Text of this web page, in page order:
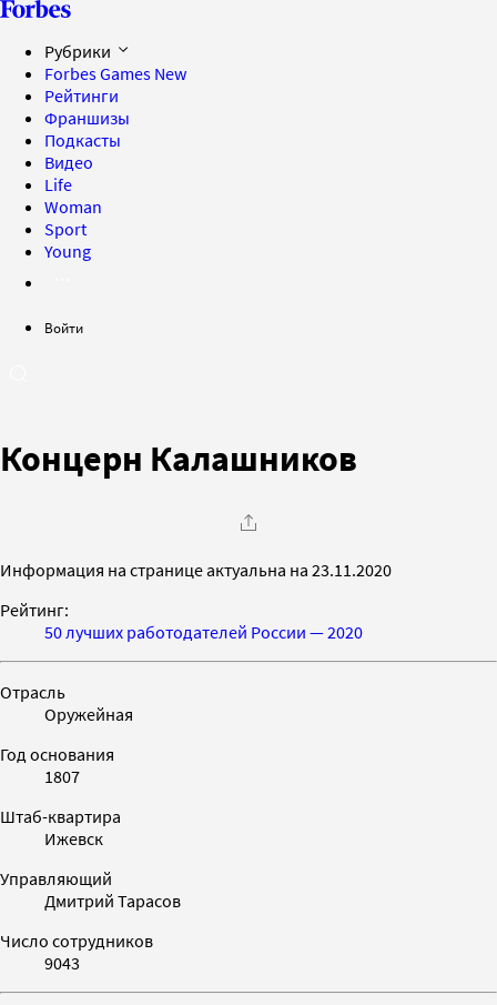
Рубрики
Forbes Games New
Рейтинги
Франшизы
Подкасты
Видео
Life
Woman
Sport
Young
Войти
Концерн Калашников
Информация на странице актуальна на 23.11.2020
Рейтинг:
50 лучших работодателей России — 2020
Отрасль
Оружейная
Год основания
1807
Штаб-квартира
Ижевск
Управляющий
Дмитрий Тарасов
Число сотрудников
9043